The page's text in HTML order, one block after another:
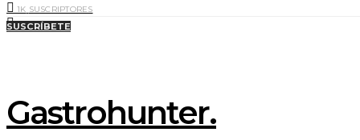
1K SUSCRIPTORES
0 LIKES
SUSCRÍBETE
Gastrohunter.